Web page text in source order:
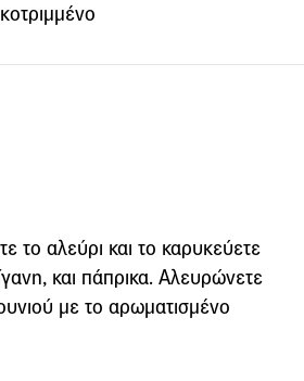
το αλεύρι και το καρυκεύετε
και πάπρικα. Αλευρώνετε
με το αρωματισμένο